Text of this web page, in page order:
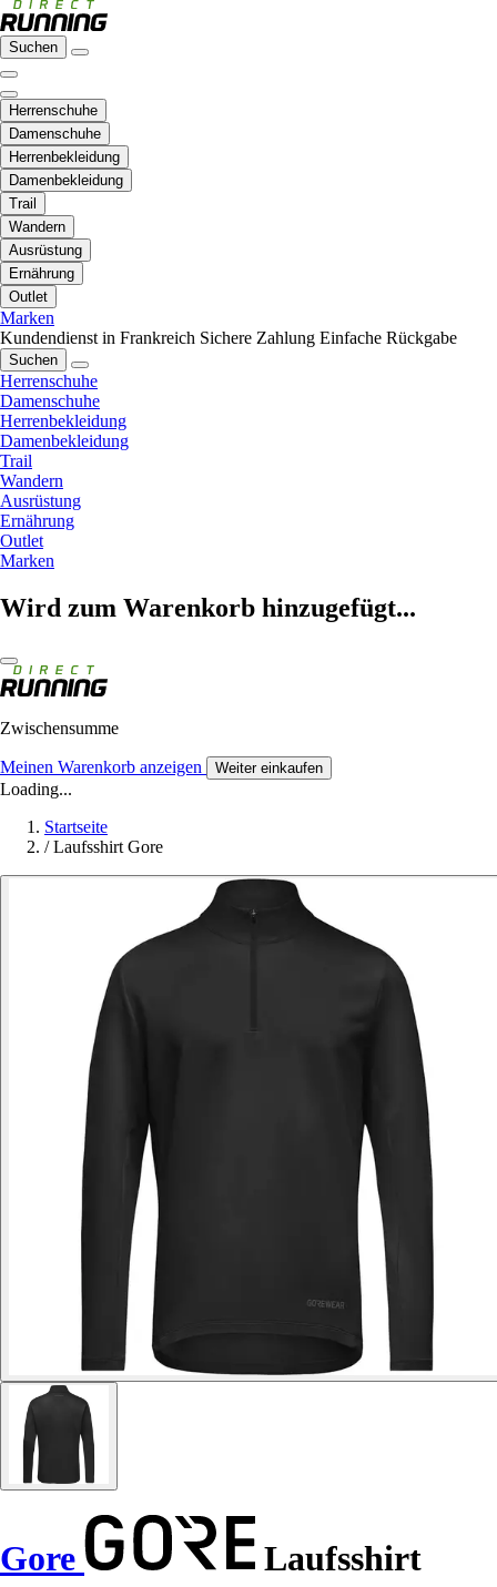
Suchen
Herrenschuhe
Damenschuhe
Herrenbekleidung
Damenbekleidung
Trail
Wandern
Ausrüstung
Ernährung
Outlet
Marken
Kundendienst in Frankreich Sichere Zahlung Einfache Rückgabe
Suchen
Herrenschuhe
Damenschuhe
Herrenbekleidung
Damenbekleidung
Trail
Wandern
Ausrüstung
Ernährung
Outlet
Marken
Wird zum Warenkorb hinzugefügt...
Zwischensumme
Meinen Warenkorb anzeigen Weiter einkaufen
Loading...
Startseite
/ Laufsshirt Gore
Gore Laufsshirt